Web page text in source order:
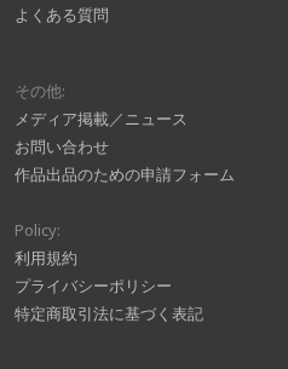
よくある質問
その他:
メディア掲載／ニュース
お問い合わせ
作品出品のための申請フォーム
Policy:
利用規約
プライバシーポリシー
特定商取引法に基づく表記